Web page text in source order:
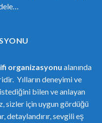
organizasyonu alanında
Yılların deneyimi ve
bilen ve anlayan
sizler için uygun gördüğü
detaylandırır, sevgili eş